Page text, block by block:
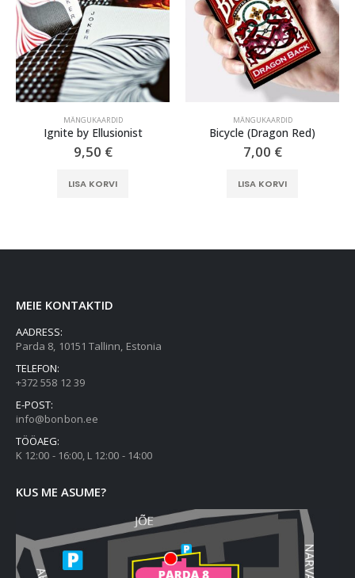
MÄNGUKAARDID
Ignite by Ellusionist
9,50 €
LISA KORVI
MÄNGUKAARDID
Bicycle (Dragon Red)
7,00 €
LISA KORVI
MEIE KONTAKTID
AADRESS:
Parda 8, 10151 Tallinn, Estonia
TELEFON:
+372 558 12 39
E-POST:
info@bonbon.ee
TÖÖAEG:
K 12:00 - 16:00, L 12:00 - 14:00
KUS ME ASUME?